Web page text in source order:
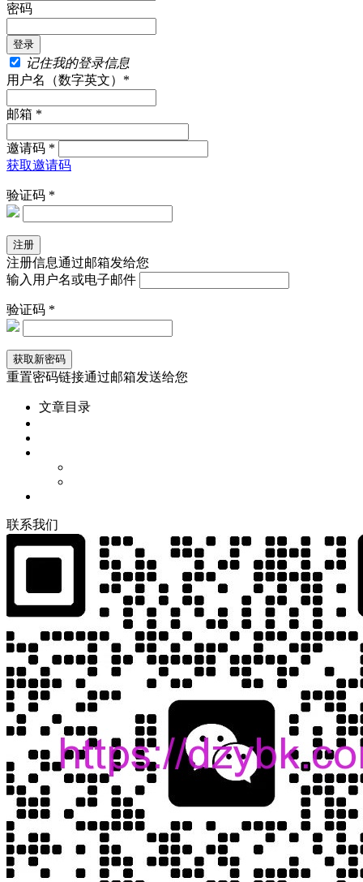
密码
记住我的登录信息
用户名（数字英文）*
邮箱 *
邀请码 *
获取邀请码
验证码 *
注册信息通过邮箱发给您
输入用户名或电子邮件
验证码 *
重置密码链接通过邮箱发送给您
文章目录
联系我们